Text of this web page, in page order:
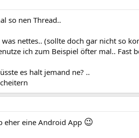
so nen Thread..
nettes.. (sollte doch gar nicht so
ich zum Beispiel öfter mal.. Fast
es halt jemand ne? ..
eher eine Android App 😉